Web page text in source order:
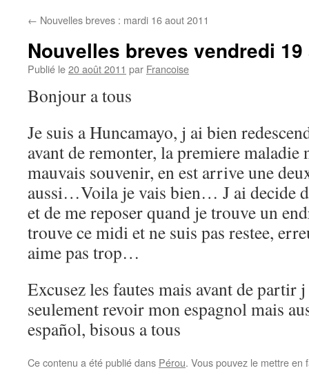
← Nouvelles breves : mardi 16 aout 2011
Nouvelles breves vendredi 19
Publié le20 août 2011 par Francoise
Bonjour a tous
Je suis a Huncamayo, j ai bien
avant de remonter, la premiere maladie
mauvais souvenir, en est arrive une
aussi…Voila je vais bien… J ai decide
et de me reposer quand je trouve un
trouve ce midi et ne suis pas restee,
aime pas trop…
Excusez les fautes mais avant de partir
seulement revoir mon espagnol mais
español, bisous a tous
Ce contenu a été publié dans Pérou. Vous pouvez le mettre en